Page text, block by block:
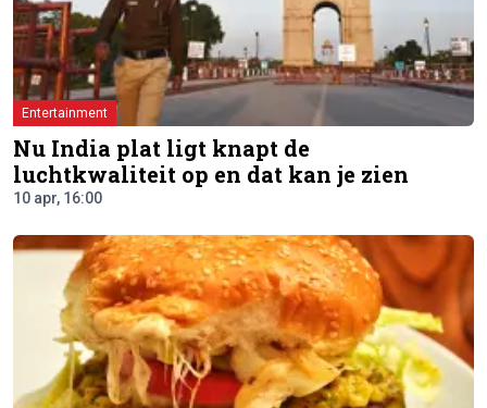
Entertainment
Nu India plat ligt knapt de
luchtkwaliteit op en dat kan je zien
10 apr, 16:00